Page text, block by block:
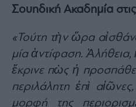
Σουηδική Ακαδημία
«Τούτη τὴν ὥρα
μία ἀντίφαση.
ἔκρινε πὼς ἡ
περιλάλητη ἐπὶ
μορφή της